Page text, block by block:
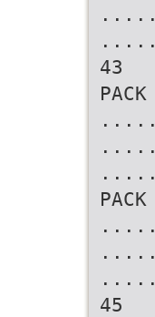
43
45